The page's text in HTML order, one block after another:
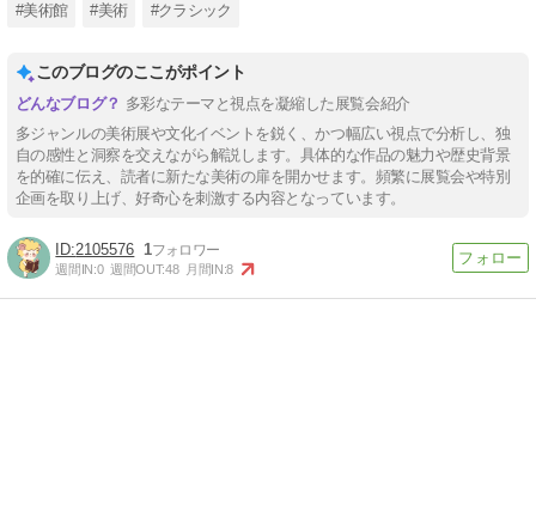
#美術館 #美術 #クラシック
このブログのここがポイント
多彩なテーマと視点を凝縮した展覧会紹介
多ジャンルの美術展や文化イベントを鋭く、かつ幅広い視点で分析し、独
自の感性と洞察を交えながら解説します。具体的な作品の魅力や歴史背景
を的確に伝え、読者に新たな美術の扉を開かせます。頻繁に展覧会や特別
企画を取り上げ、好奇心を刺激する内容となっています。
2105576 1
週間IN:0 週間OUT:48 月間IN:8